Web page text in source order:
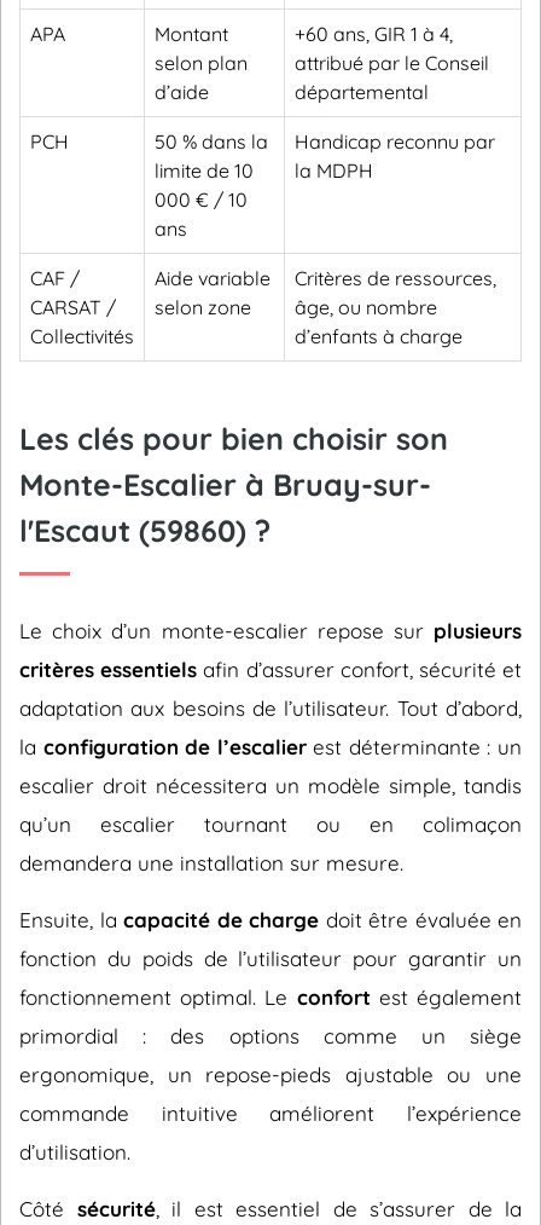
APA
Montant
selon plan
d’aide
+60 ans, GIR 1 à 4,
attribué par le Conseil
départemental
PCH
50 % dans la
limite de 10
000 € / 10
ans
Handicap reconnu par
la MDPH
CAF /
CARSAT /
Collectivités
Aide variable
selon zone
Critères de ressources,
âge, ou nombre
d’enfants à charge
Les clés pour bien choisir son
Monte-Escalier à Bruay-sur-
l'Escaut (59860) ?
Le choix d’un monte-escalier repose sur plusieurs
critères essentiels afin d’assurer confort, sécurité et
adaptation aux besoins de l’utilisateur. Tout d’abord,
la configuration de l’escalierest déterminante : un
escalier droit nécessitera un modèle simple, tandis
qu’un escalier tournant ou en colimaçon
demandera une installation sur mesure.
Ensuite, la capacité de charge doit être évaluée en
fonction du poids de l’utilisateur pour garantir un
fonctionnement optimal. Le confort est également
primordial : des options comme un siège
ergonomique, un repose-pieds ajustable ou une
commande intuitive améliorent l’expérience
d’utilisation.
Côté sécurité, il est essentiel de s’assurer de la